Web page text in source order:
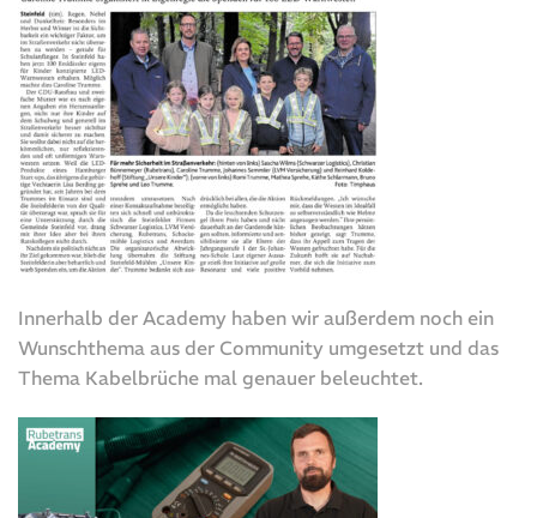
Innerhalb der Academy haben wir außerdem noch ein
Wunschthema aus der Community umgesetzt und das
Thema Kabelbrüche mal genauer beleuchtet.